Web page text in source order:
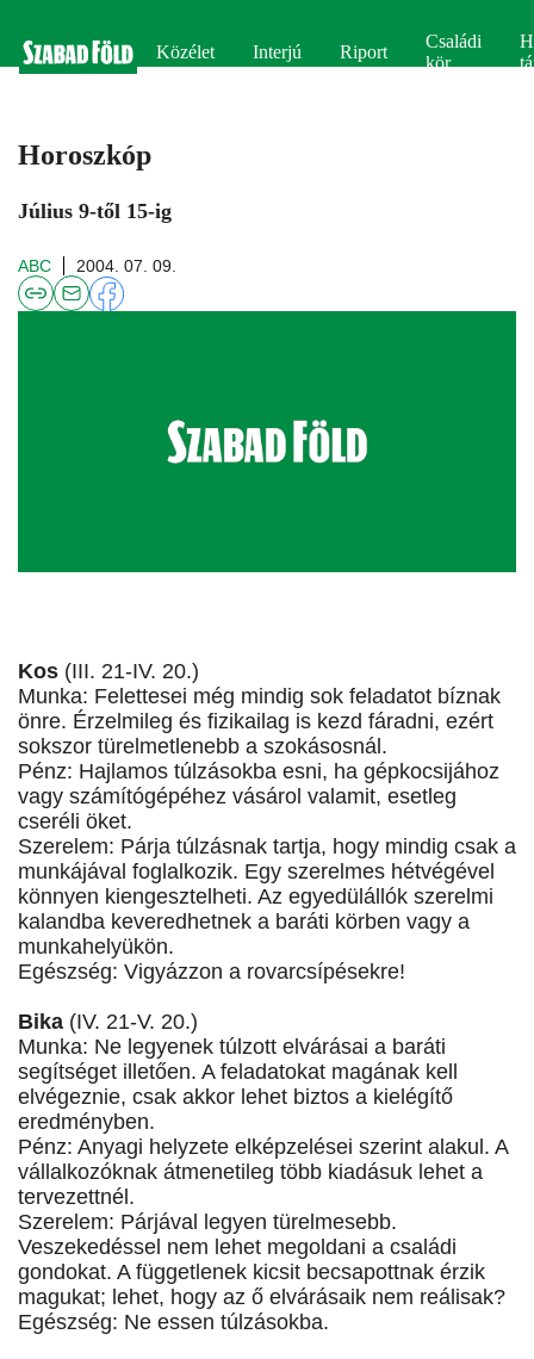
Közélet Interjú Riport
Családi
kör
Horoszkóp
Július 9-től 15-ig
ABC 2004. 07. 09.
Kos (III. 21-IV. 20.)
Munka: Felettesei még mindig sok feladatot bíznak
önre. Érzelmileg és fizikailag is kezd fáradni, ezért
sokszor türelmetlenebb a szokásosnál.
Pénz: Hajlamos túlzásokba esni, ha gépkocsijához
vagy számítógépéhez vásárol valamit, esetleg
cseréli öket.
Szerelem: Párja túlzásnak tartja, hogy mindig csak a
munkájával foglalkozik. Egy szerelmes hétvégével
könnyen kiengesztelheti. Az egyedülállók szerelmi
kalandba keveredhetnek a baráti körben vagy a
munkahelyükön.
Egészség: Vigyázzon a rovarcsípésekre!
Bika (IV. 21-V. 20.)
Munka: Ne legyenek túlzott elvárásai a baráti
segítséget illetően. A feladatokat magának kell
elvégeznie, csak akkor lehet biztos a kielégítő
eredményben.
Pénz: Anyagi helyzete elképzelései szerint alakul. A
vállalkozóknak átmenetileg több kiadásuk lehet a
tervezettnél.
Szerelem: Párjával legyen türelmesebb.
Veszekedéssel nem lehet megoldani a családi
gondokat. A függetlenek kicsit becsapottnak érzik
magukat; lehet, hogy az ő elvárásaik nem reálisak?
Egészség: Ne essen túlzásokba.